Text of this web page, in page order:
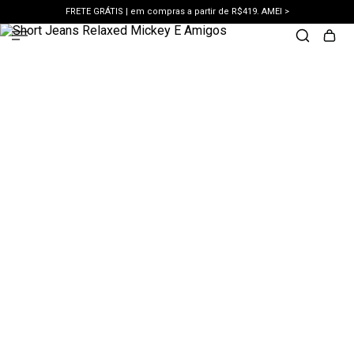
FRETE GRÁTIS | em compras a partir de R$419. AMEI >
PIX | 5% off no pix à vista. APROVEITAR >